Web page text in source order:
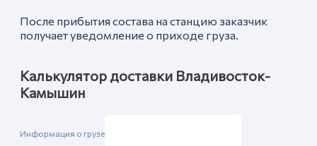
После прибытия состава на станцию заказчик
получает уведомление о приходе груза.
Калькулятор доставки Владивосток-
Камышин
Информация о грузе